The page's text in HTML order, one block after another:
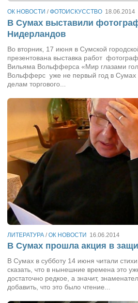
Активный отдых
Курьезы
Досье
Арт-менеджеры
Лариса Ильченко
Орест Коваль
Тамара Кубракова
Елена Мельник
Вера Паненко
Валентин Бурый
Артём Мяус
Александра Сокол
Барды
Владимир Айзенберг
ОК НОВОСТИ /ФОТОИСКУССТВО 18.06.2014
В Сумах выставили
Нидерландов
Во вторник, 17 июня в Сумской
презентована выставка работ
Вильяма Вольфферса «Мир глазами
Вольфферс уже не первый год в Сумах
делам торгового...
ЛИТЕРАТУРА /ОК НОВОСТИ 16.06.2014
В Сумах прошла акция в
В Сумах в субботу 14 июня читали
сказать, что в нынешние времена это
достаточно редкое, а значит,
добавить, что это было чтение...